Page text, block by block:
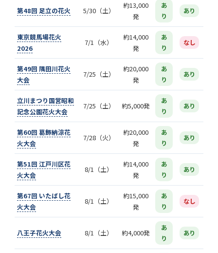
第48回 足立の花火 5/30（土）
約13,000
発
あ
り
あり
東京競馬場花火
2026
7/1（水）
約14,000
発
あ
り
なし
第49回 隅田川花火
大会
7/25（土）
約20,000
発
あ
り
あり
立川まつり国営昭和
記念公園花火大会
7/25（土） 約5,000発
あ
り
あり
第60回 葛飾納涼花
火大会
7/28（火）
約20,000
発
あ
り
あり
第51回 江戸川区花
火大会
8/1（土）
約14,000
発
あ
り
あり
第67回 いたばし花
火大会
8/1（土）
約15,000
発
あ
り
なし
八王子花火大会 8/1（土） 約4,000発
あ
り
あり